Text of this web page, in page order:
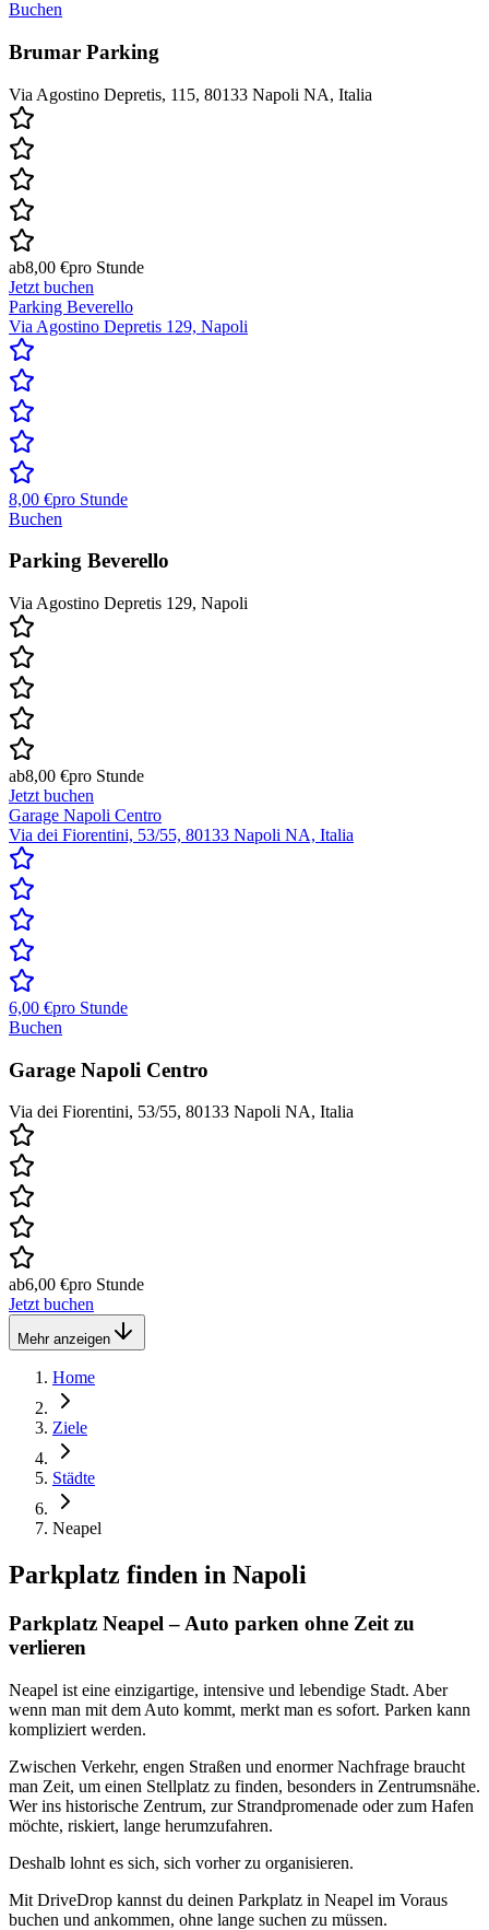
Buchen
Brumar Parking
Via Agostino Depretis, 115, 80133 Napoli NA, Italia
ab8,00 €pro Stunde
Jetzt buchen
Parking Beverello
Via Agostino Depretis 129, Napoli
8,00 €pro Stunde
Buchen
Parking Beverello
Via Agostino Depretis 129, Napoli
ab8,00 €pro Stunde
Jetzt buchen
Garage Napoli Centro
Via dei Fiorentini, 53/55, 80133 Napoli NA, Italia
6,00 €pro Stunde
Buchen
Garage Napoli Centro
Via dei Fiorentini, 53/55, 80133 Napoli NA, Italia
ab6,00 €pro Stunde
Jetzt buchen
Mehr anzeigen
Home
Ziele
Städte
Neapel
Parkplatz finden in Napoli
Parkplatz Neapel – Auto parken ohne Zeit zu
verlieren
Neapel ist eine einzigartige, intensive und lebendige Stadt. Aber
wenn man mit dem Auto kommt, merkt man es sofort. Parken kann
kompliziert werden.
Zwischen Verkehr, engen Straßen und enormer Nachfrage braucht
man Zeit, um einen Stellplatz zu finden, besonders in Zentrumsnähe.
Wer ins historische Zentrum, zur Strandpromenade oder zum Hafen
möchte, riskiert, lange herumzufahren.
Deshalb lohnt es sich, sich vorher zu organisieren.
Mit DriveDrop kannst du deinen Parkplatz in Neapel im Voraus
buchen und ankommen, ohne lange suchen zu müssen.